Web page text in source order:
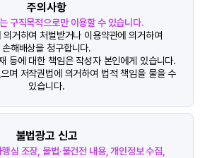
주의사항
구직목적으로만 이용할 수 있습니다.
거하여 처벌받거나 이용약관에 의거하여
손해배상을 청구합니다.
등에 대한 책임은 작성자 본인에게 있습니다.
며 저작권법에 의거하여 법적 책임을 물을 수
있습니다.
불법광고 신고
심 조장, 불법·불건전 내용, 개인정보 수집,